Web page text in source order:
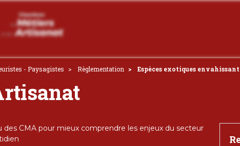
- Paysagistes Règlementation Espèces exotiques
des CMA pour mieux comprendre les enjeux du secteur